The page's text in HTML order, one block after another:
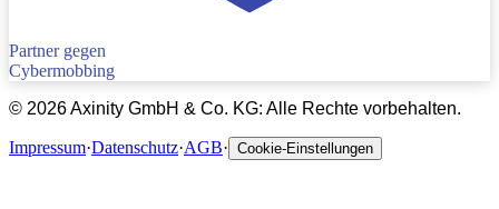
Partner gegen
Cybermobbing
© 2026Axinity GmbH & Co. KG: Alle Rechte vorbehalten.
Impressum·Datenschutz·AGB· Cookie-Einstellungen